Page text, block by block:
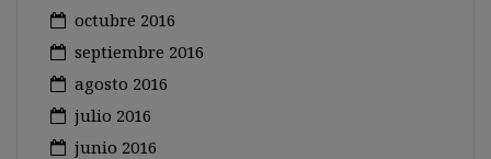
octubre 2016
septiembre 2016
agosto 2016
julio 2016
junio 2016